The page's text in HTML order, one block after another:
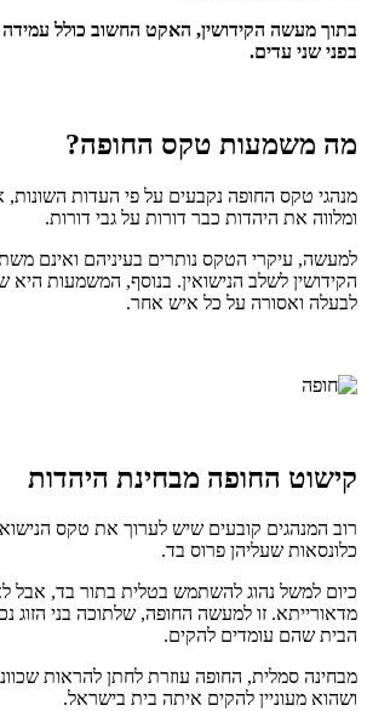
בתוך מעשה הקידושין, האקט החשוב כולל עמידה
בפני שני עדים.
מה משמעות טקס החופה?
מנהגי טקס החופה נקבעים על פי העדות
ומלווה את היהדות כבר דורות על גבי דורות.
למעשה, עיקרי הטקס נותרים בעיניהם ואינם
הקידושין לשלב הנישואין. בנוסף, המשמעות
לבעלה ואסורה על כל איש אחר.
קישוט החופה מבחינת היהדות
רוב המנהגים קובעים שיש לערוך את טקס
כלונסאות שעליהן פרוס בד.
כיום למשל נהוג להשתמש בטלית בתור בד, אבל
מדאורייתא. זו למעשה החופה, שלתוכה בני הזוג
הבית שהם עומדים להקים.
מבחינה סמלית, החופה עוזרת לחתן להראות
ושהוא מעוניין להקים איתה בית בישראל.